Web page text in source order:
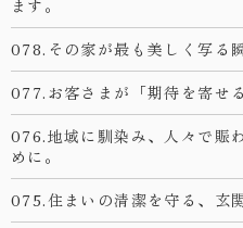
ます。
078.その家が最も美しく写る
077.お客さまが「期待を寄せ
076.地域に馴染み、人々で賑
めに。
075.住まいの清潔を守る、玄